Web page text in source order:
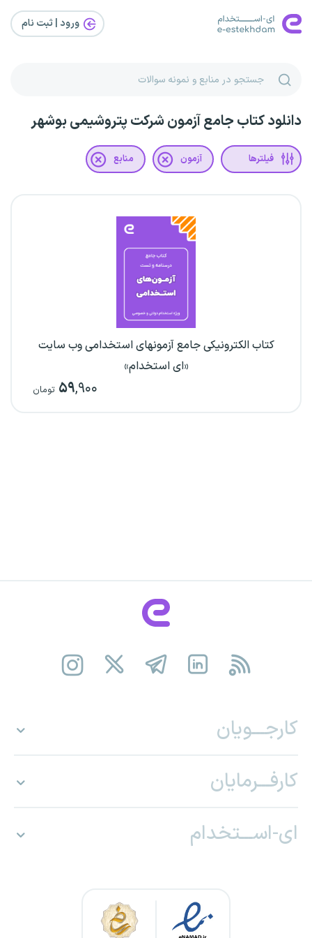
ورود | ثبت‌ نام
دانلود کتاب جامع آزمون شرکت پتروشیمی بوشهر
فیلترها آزمون منابع
کتاب الکترونیکی جامع آزمونهای استخدامی وب سایت
«ای استخدام»
۵۹,۹۰۰ تومان
کارجـــویان
کارفـــرمایان
ای-اســـتخدام